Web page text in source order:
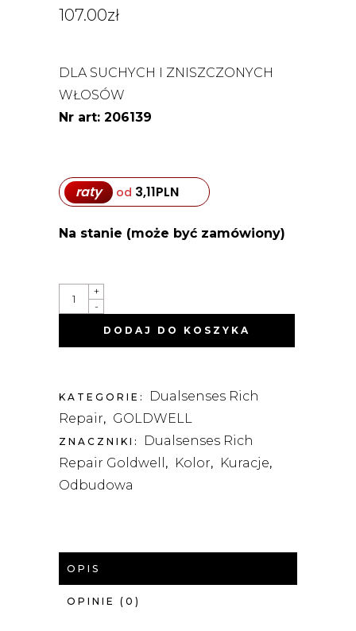
107.00zł
DLA SUCHYCH I ZNISZCZONYCH
WŁOSÓW
Nr art: 206139
raty od 3,11PLN
Na stanie (może być zamówiony)
DUALSENSES
RICH
REPAIR
KURACJA
-
+
DODAJ DO KOSZYKA
KATEGORIE:
Dualsenses Rich
Repair, GOLDWELL
ZNACZNIKI:
Dualsenses Rich
Repair Goldwell
, Kolor, Kuracje,
Odbudowa
OPIS
OPINIE (0)